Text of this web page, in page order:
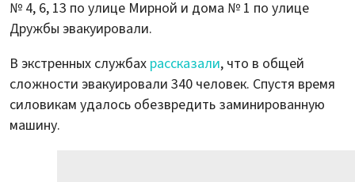
№ 4, 6, 13 по улице Мирной и дома № 1 по улице
Дружбы эвакуировали.
В экстренных службах рассказали, что в общей
сложности эвакуировали 340 человек. Спустя время
силовикам удалось обезвредить заминированную
машину.